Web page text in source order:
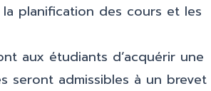
planification des cours et les
aux étudiants d’acquérir une
seront admissibles à un brevet